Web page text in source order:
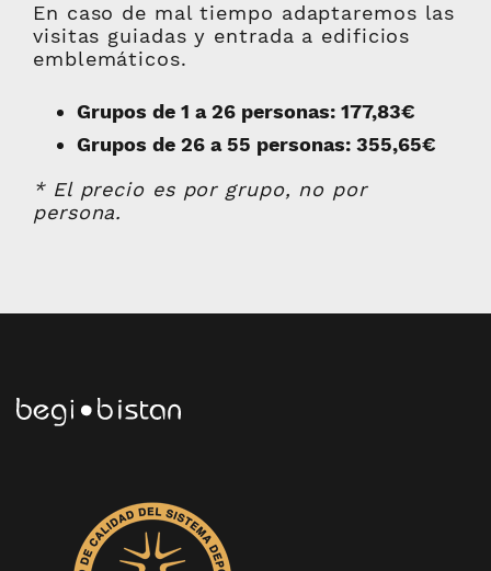
En caso de mal tiempo adaptaremos las
visitas guiadas y entrada a edificios
emblemáticos.
Grupos de 1 a 26 personas: 177,83€
Grupos de 26 a 55 personas: 355,65€
* El precio es por grupo, no por
persona.